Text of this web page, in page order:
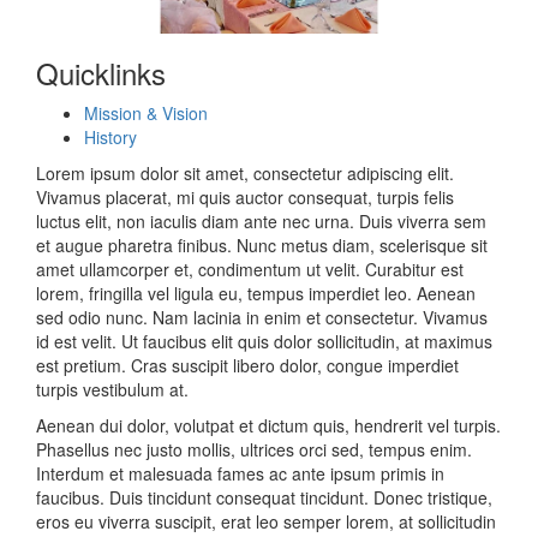
Quicklinks
Mission & Vision
History
Lorem ipsum dolor sit amet, consectetur adipiscing elit.
Vivamus placerat, mi quis auctor consequat, turpis felis
luctus elit, non iaculis diam ante nec urna. Duis viverra sem
et augue pharetra finibus. Nunc metus diam, scelerisque sit
amet ullamcorper et, condimentum ut velit. Curabitur est
lorem, fringilla vel ligula eu, tempus imperdiet leo. Aenean
sed odio nunc. Nam lacinia in enim et consectetur. Vivamus
id est velit. Ut faucibus elit quis dolor sollicitudin, at maximus
est pretium. Cras suscipit libero dolor, congue imperdiet
turpis vestibulum at.
Aenean dui dolor, volutpat et dictum quis, hendrerit vel turpis.
Phasellus nec justo mollis, ultrices orci sed, tempus enim.
Interdum et malesuada fames ac ante ipsum primis in
faucibus. Duis tincidunt consequat tincidunt. Donec tristique,
eros eu viverra suscipit, erat leo semper lorem, at sollicitudin